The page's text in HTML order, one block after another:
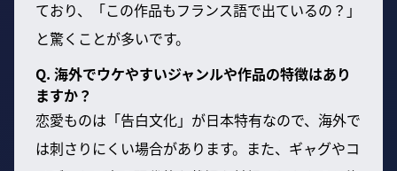
ており、「この作品もフランス語で出ているの？」
と驚くことが多いです。
Q. 海外でウケやすいジャンルや作品の特徴はあり
ますか？
恋愛ものは「告白文化」が日本特有なので、海外で
は刺さりにくい場合があります。また、ギャグやコ